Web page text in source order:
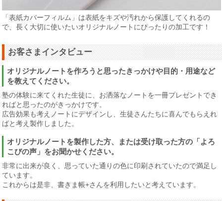
「表紙カバーフィルム」は表紙をキズや汚れから保護してくれるの
で、長く大切に使いたいオリジナルノートにぴったりの加工です！
お客さまインタビュー
オリジナルノートを作ろうと思ったきっかけや目的・用途など
を教えてください。
塾の体験に来てくれた生徒に、お洒落なノートを一冊プレゼントでき
ればと思ったのがきっかけです。
広告効果も考えノートにデザインし、生徒さんたちに喜んでもらえれ
ばと考え製作しました。
オリジナルノートを製作した方、または受け取った方の「よろ
こびの声」をお聞かせください。
非常に出来が良く、思っていた通りの色に印刷されていたので満足し
ています。
これからは是非、書きま帳+さんを利用したいと考えています。